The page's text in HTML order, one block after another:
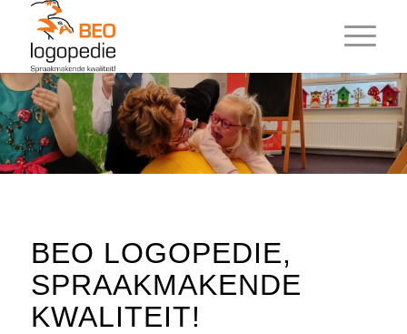
BEO LOGOPEDIE,
SPRAAKMAKENDE
KWALITEIT!